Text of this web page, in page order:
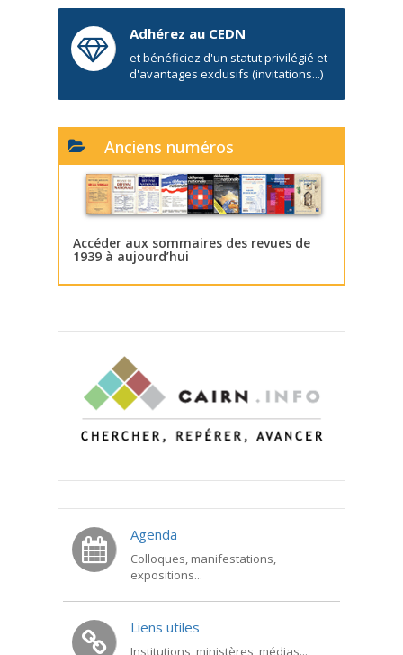
Adhérez au CEDN
et bénéficiez d'un statut privilégié et
d'avantages exclusifs (invitations...)
Anciens numéros
Accéder aux sommaires des revues de
1939 à aujourd’hui
Agenda
Colloques, manifestations,
expositions...
Liens utiles
Institutions, ministères, médias...